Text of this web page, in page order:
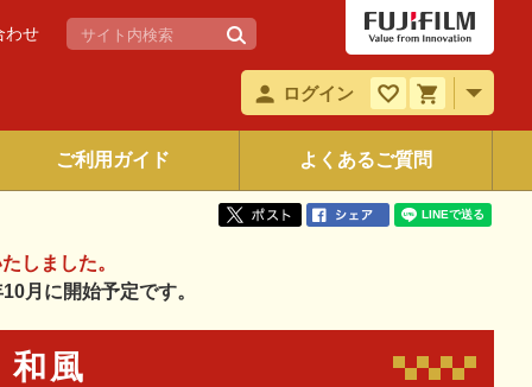
わせ
ログイン
ご利用ガイド よくあるご質問
しました。
月に開始予定です。
風